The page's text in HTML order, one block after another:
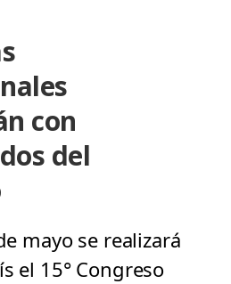
con
del
mayo se realizará
el 15° Congreso